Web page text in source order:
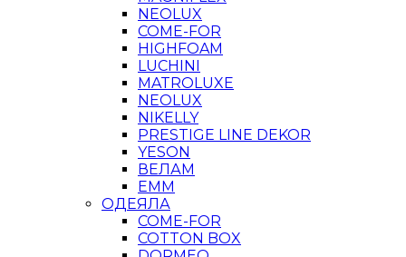
NEOLUX
COME-FOR
HIGHFOAM
LUCHINI
MATROLUXE
NEOLUX
NIKELLY
PRESTIGE LINE DEKOR
YESON
ВЕЛАМ
ЕММ
ОДЕЯЛА
COME-FOR
COTTON BOX